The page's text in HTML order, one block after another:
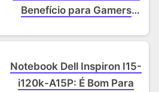
Benefício para Gamers
Notebook Dell Inspiron I15-
i120k-A15P: É Bom Para